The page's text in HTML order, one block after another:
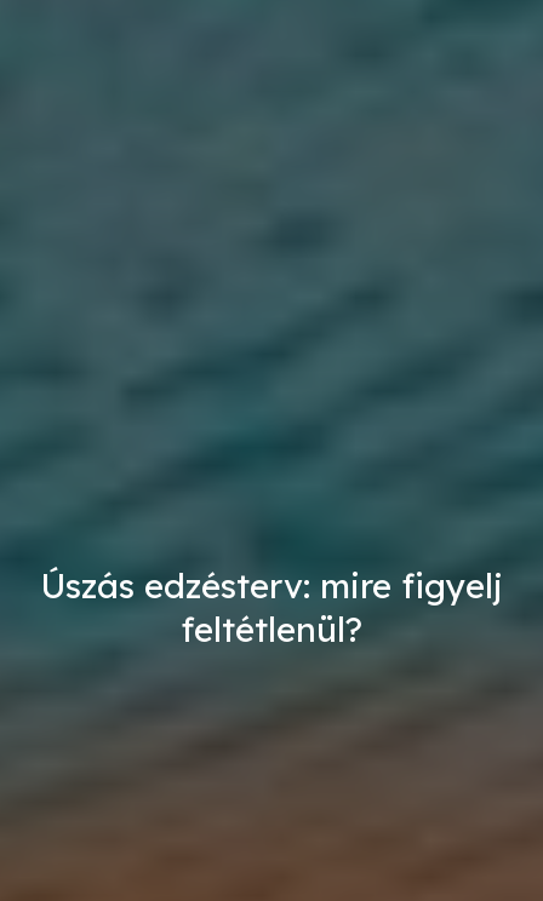
Úszás edzésterv: mire figyelj
feltétlenül?